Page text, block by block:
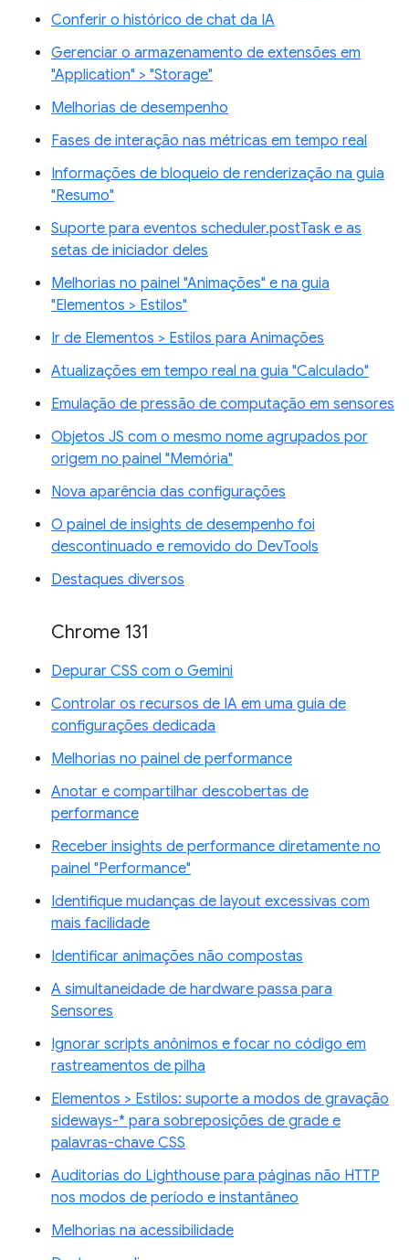
Conferir o histórico de chat da IA
Gerenciar o armazenamento de extensões em
"Application" > "Storage"
Melhorias de desempenho
Fases de interação nas métricas em tempo real
Informações de bloqueio de renderização na guia
"Resumo"
Suporte para eventos scheduler.postTask e as
setas de iniciador deles
Melhorias no painel "Animações" e na guia
"Elementos > Estilos"
Ir de Elementos > Estilos para Animações
Atualizações em tempo real na guia "Calculado"
Emulação de pressão de computação em sensores
Objetos JS com o mesmo nome agrupados por
origem no painel "Memória"
Nova aparência das configurações
O painel de insights de desempenho foi
descontinuado e removido do DevTools
Destaques diversos
Chrome 131
Depurar CSS com o Gemini
Controlar os recursos de IA em uma guia de
configurações dedicada
Melhorias no painel de performance
Anotar e compartilhar descobertas de
performance
Receber insights de performance diretamente no
painel "Performance"
Identifique mudanças de layout excessivas com
mais facilidade
Identificar animações não compostas
A simultaneidade de hardware passa para
Sensores
Ignorar scripts anônimos e focar no código em
rastreamentos de pilha
Elementos > Estilos: suporte a modos de gravação
sideways-* para sobreposições de grade e
palavras-chave CSS
Auditorias do Lighthouse para páginas não HTTP
nos modos de período e instantâneo
Melhorias na acessibilidade